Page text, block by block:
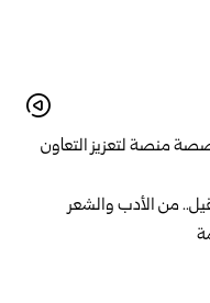
منصة لتعزيز التعاون